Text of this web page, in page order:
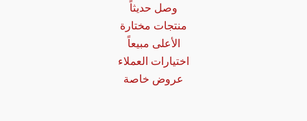
وصل حديثاً
منتجات مختارة
الأعلى مبيعاً
اختيارات العملاء
عروض خاصة